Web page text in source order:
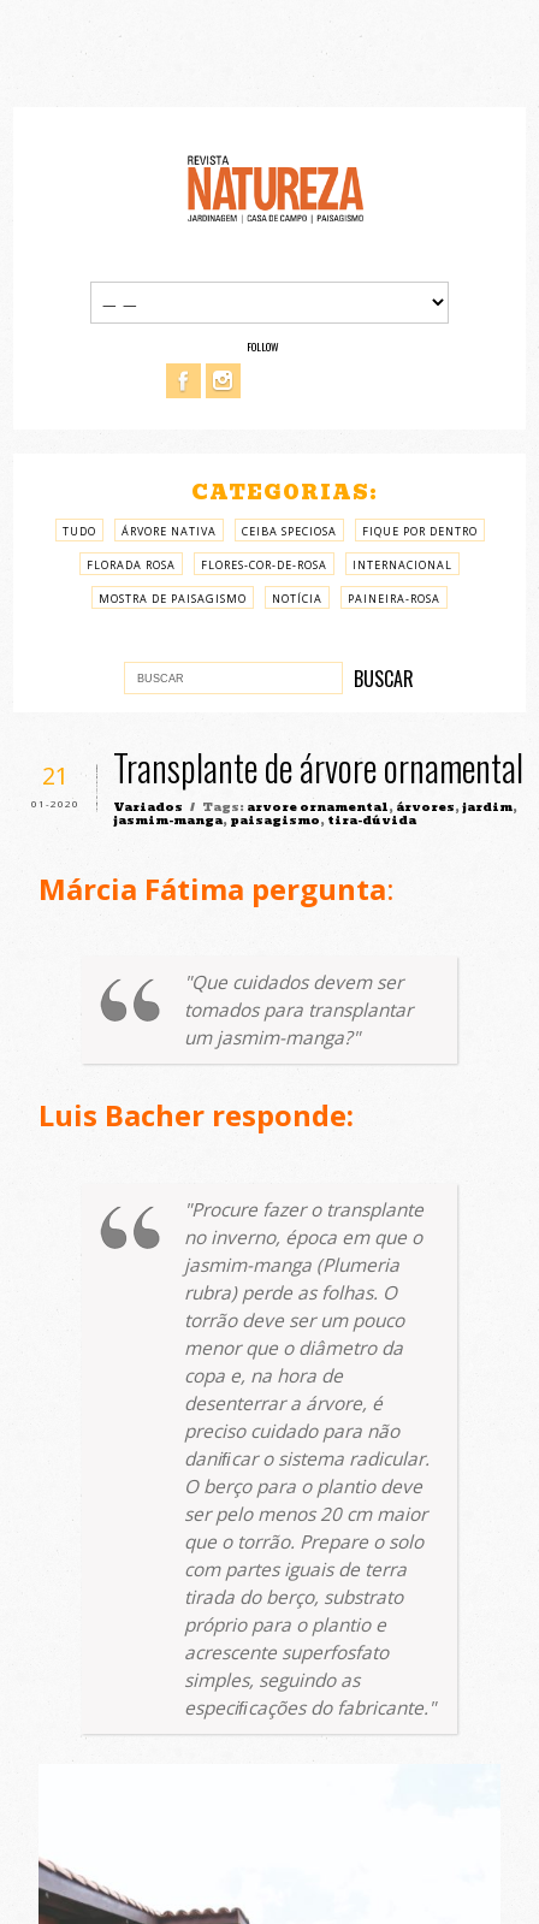
FOLLOW
CATEGORIAS:
TUDO ÁRVORE NATIVA CEIBA SPECIOSA FIQUE POR DENTRO
FLORADA ROSA FLORES-COR-DE-ROSA INTERNACIONAL
MOSTRA DE PAISAGISMO NOTÍCIA PAINEIRA-ROSA
21
01-2020
Transplante de árvore ornamental
Variados / Tags: arvore ornamental, árvores,jardim,
jasmim-manga, paisagismo, tira-dúvida
Márcia Fátima pergunta:
Que cuidados devem ser
tomados para transplantar
um jasmim-manga?
Luis Bacher responde:
Procure fazer o transplante
no inverno, época em que o
jasmim-manga (Plumeria
rubra) perde as folhas. O
torrão deve ser um pouco
menor que o diâmetro da
copa e, na hora de
desenterrar a árvore, é
preciso cuidado para não
daniﬁcar o sistema radicular.
O berço para o plantio deve
ser pelo menos 20 cm maior
que o torrão. Prepare o solo
com partes iguais de terra
tirada do berço, substrato
próprio para o plantio e
acrescente superfosfato
simples, seguindo as
especiﬁcações do fabricante.